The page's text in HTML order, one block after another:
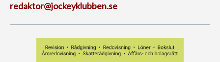
redaktor@jockeyklubben.se